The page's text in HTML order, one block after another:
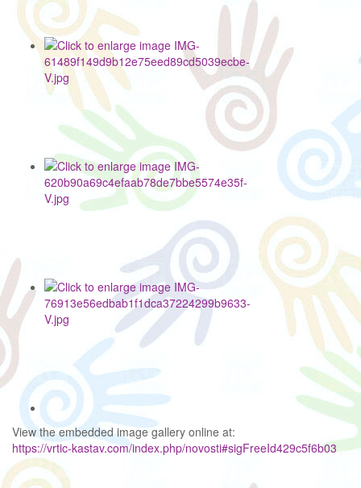
View the embedded image gallery online at:
https://vrtic-kastav.com/index.php/novosti#sigFreeId429c5f6b03